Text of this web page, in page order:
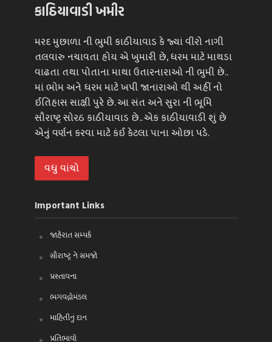
કાઠિયાવાડી ખમીર
મરદ મુછાળા ની ભુમી કાઠીયાવાડ કે જ્યાં વીરો નાગી
તલવારુ નચાવતા હોય એ ખુમારી છે, ધરમ માટે માથડા
વાઢતા તથા પોતાના માથા ઉતારનારાઓ ની ભુમી છે..
માં ભોમ અને ધરમ માટે ખપી જાનારાઓ થી અહીં નો
ઈતિહાસ સાક્ષી પુરે છે. આ સંત અને સુરા ની ભૂમિ
સૌરાષ્ટ્ર સોરઠ કાઠીયાવાડ છે.. એક કાઠીયાવાડી શું છે
એનું વર્ણન કરવા માટે કંઈ કેટલા પાના ઓછા પડે.
વધુ વાંચો
Important Links
જાહેરાત સમ્પર્ક
સૌરાષ્ટ્ર ને સમજો
પ્રસ્તાવના
ભગવદ્ગોમંડલ
માહિતીનું દાન
પ્રતિભાવો